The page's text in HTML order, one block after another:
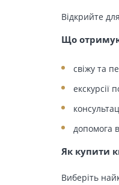
Відкрийте
Що
свіжу та
екскурсії
допомога
Як купити
Виберіть